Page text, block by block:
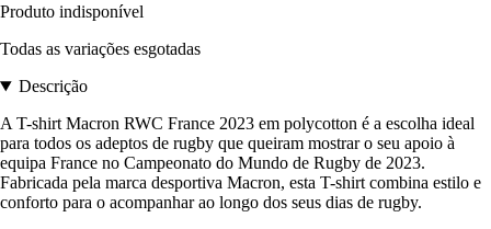
Produto indisponível
Todas as variações esgotadas
Descrição
A T-shirt Macron RWC France 2023 em polycotton é a escolha ideal
para todos os adeptos de rugby que queiram mostrar o seu apoio à
equipa France no Campeonato do Mundo de Rugby de 2023.
Fabricada pela marca desportiva Macron, esta T-shirt combina estilo e
conforto para o acompanhar ao longo dos seus dias de rugby.